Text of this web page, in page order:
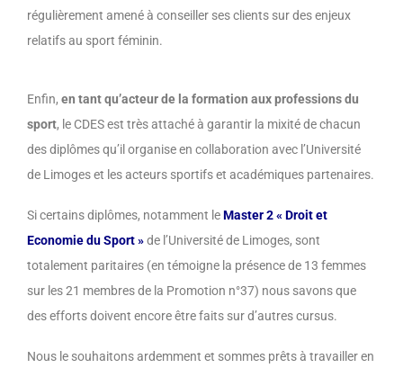
régulièrement amené à conseiller ses clients sur des enjeux
relatifs au sport féminin.
Enfin, en tant qu’acteur de la formation aux professions du
sport, le CDES est très attaché à garantir la mixité de chacun
des diplômes qu’il organise en collaboration avec l’Université
de Limoges et les acteurs sportifs et académiques partenaires.
Si certains diplômes, notamment leMaster 2 « Droit et
Economie du Sport »de l’Université de Limoges, sont
totalement paritaires (en témoigne la présence de 13 femmes
sur les 21 membres de la Promotion n°37) nous savons que
des efforts doivent encore être faits sur d’autres cursus.
Nous le souhaitons ardemment et sommes prêts à travailler en